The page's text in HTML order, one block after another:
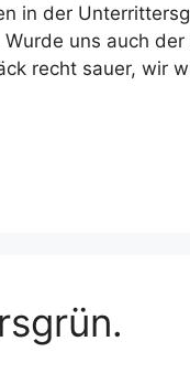
in der
uns auch
recht sauer, wir